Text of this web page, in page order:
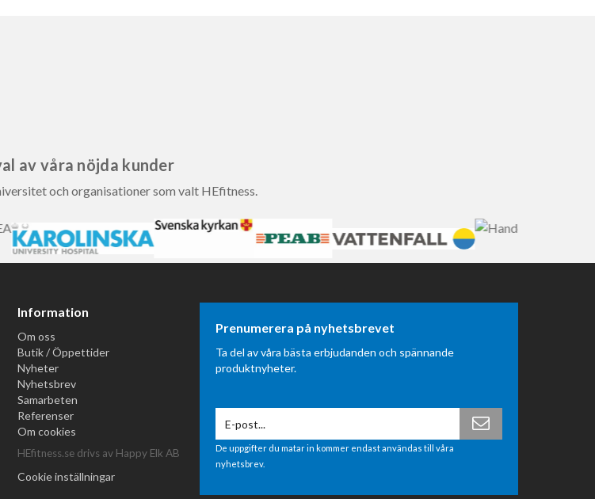
av våra nöjda kunder
och organisationer som valt HEfitness.
Information
Om oss
Butik / Öppettider
Nyheter
Nyhetsbrev
Samarbeten
Referenser
Om cookies
HEfitness.se drivs av Happy Elk AB
Cookie inställningar
Prenumerera på nyhetsbrevet
Ta del av våra bästa erbjudanden och spännande
produktnyheter.
De uppgifter du matar in kommer endast användas till våra
nyhetsbrev.